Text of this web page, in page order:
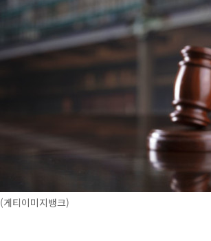
(게티이미지뱅크)